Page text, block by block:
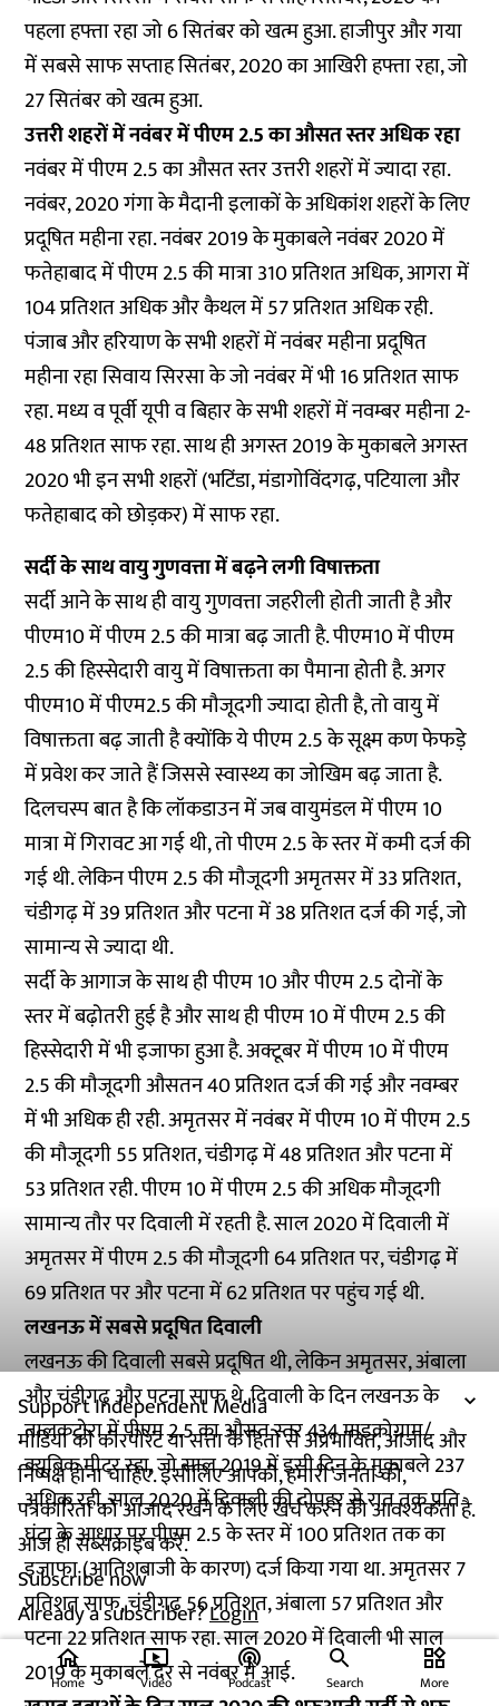
Support Independent Media
मीडिया को कॉरपोरेट या सत्ता के हितों से अप्रभावित, आजाद और
निष्पक्ष होना चाहिए. इसीलिए आपको, हमारी जनता को,
पत्रकारिता को आजाद रखने के लिए खर्च करने की आवश्यकता है.
आज ही सब्सक्राइब करें.
Subscribe now
Already a subscriber?Login
पहला हफ्ता रहा जो 6 सितंबर को खत्म हुआ. हाजीपुर और गया
में सबसे साफ सप्ताह सितंबर, 2020 का आखिरी हफ्ता रहा, जो
27 सितंबर को खत्म हुआ.
उत्तरी शहरों में नवंबर में पीएम 2.5 का औसत स्तर अधिक रहा
नवंबर में पीएम 2.5 का औसत स्तर उत्तरी शहरों में ज्यादा रहा.
नवंबर, 2020 गंगा के मैदानी इलाकों के अधिकांश शहरों के लिए
प्रदूषित महीना रहा. नवंबर 2019 के मुकाबले नवंबर 2020 में
फतेहाबाद में पीएम 2.5 की मात्रा 310 प्रतिशत अधिक, आगरा में
104 प्रतिशत अधिक और कैथल में 57 प्रतिशत अधिक रही.
पंजाब और हरियाण के सभी शहरों में नवंबर महीना प्रदूषित
महीना रहा सिवाय सिरसा के जो नवंबर में भी 16 प्रतिशत साफ
रहा. मध्य व पूर्वी यूपी व बिहार के सभी शहरों में नवम्बर महीना 2-
48 प्रतिशत साफ रहा. साथ ही अगस्त 2019 के मुकाबले अगस्त
2020 भी इन सभी शहरों (भटिंडा, मंडागोविंदगढ़, पटियाला और
फतेहाबाद को छोड़कर) में साफ रहा.
सर्दी के साथ वायु गुणवत्ता में बढ़ने लगी विषाक्तता
सर्दी आने के साथ ही वायु गुणवत्ता जहरीली होती जाती है और
पीएम10 में पीएम 2.5 की मात्रा बढ़ जाती है. पीएम10 में पीएम
2.5 की हिस्सेदारी वायु में विषाक्तता का पैमाना होती है. अगर
पीएम10 में पीएम2.5 की मौजूदगी ज्यादा होती है, तो वायु में
विषाक्तता बढ़ जाती है क्योंकि ये पीएम 2.5 के सूक्ष्म कण फेफड़े
में प्रवेश कर जाते हैं जिससे स्वास्थ्य का जोखिम बढ़ जाता है.
दिलचस्प बात है कि लॉकडाउन में जब वायुमंडल में पीएम 10
मात्रा में गिरावट आ गई थी, तो पीएम 2.5 के स्तर में कमी दर्ज की
गई थी. लेकिन पीएम 2.5 की मौजूदगी अमृतसर में 33 प्रतिशत,
चंडीगढ़ में 39 प्रतिशत और पटना में 38 प्रतिशत दर्ज की गई, जो
सामान्य से ज्यादा थी.
सर्दी के आगाज के साथ ही पीएम 10 और पीएम 2.5 दोनों के
स्तर में बढ़ोतरी हुई है और साथ ही पीएम 10 में पीएम 2.5 की
हिस्सेदारी में भी इजाफा हुआ है. अक्टूबर में पीएम 10 में पीएम
2.5 की मौजूदगी औसतन 40 प्रतिशत दर्ज की गई और नवम्बर
में भी अधिक ही रही. अमृतसर में नवंबर में पीएम 10 में पीएम 2.5
की मौजूदगी 55 प्रतिशत, चंडीगढ़ में 48 प्रतिशत और पटना में
53 प्रतिशत रही. पीएम 10 में पीएम 2.5 की अधिक मौजूदगी
सामान्य तौर पर दिवाली में रहती है. साल 2020 में दिवाली में
अमृतसर में पीएम 2.5 की मौजूदगी 64 प्रतिशत पर, चंडीगढ़ में
69 प्रतिशत पर और पटना में 62 प्रतिशत पर पहुंच गई थी.
लखनऊ में सबसे प्रदूषित दिवाली
लखनऊ की दिवाली सबसे प्रदूषित थी, लेकिन अमृतसर, अंबाला
और चंडीगढ़ और पटना साफ थे. दिवाली के दिन लखनऊ के
तालकटोरा में पीएम 2.5 का औसत स्तर 434 माइक्रोग्राम/
क्यूबिक मीटर रहा, जो साल 2019 में इसी दिन के मुकाबले 237
अधिक रही. साल 2020 में दिवाली की दोपहर से रात तक प्रति
घंटा के आधार पर पीएम 2.5 के स्तर में 100 प्रतिशत तक का
इजाफा (आतिशबाजी के कारण) दर्ज किया गया था. अमृतसर 7
प्रतिशत साफ, चंडीगढ़ 56 प्रतिशत, अंबाला 57 प्रतिशत और
पटना 22 प्रतिशत साफ रहा. साल 2020 में दिवाली भी साल
2019 के मुकाबले देर से नवंबर में आई.
home
Home
ondemand_video
Video
podcasts
Podcast Search
widgets
More